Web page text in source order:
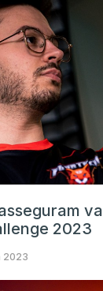
2023
2023